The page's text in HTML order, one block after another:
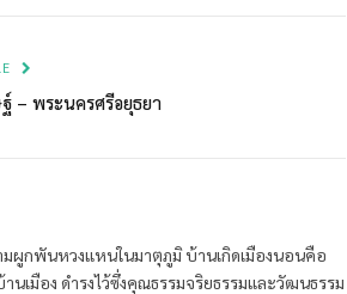
– พระนครศรีอยุธยา
มผูกพันหวงแหนในมาตุภูมิ บ้านเกิดเมืองนอนคือ
มือง ดำรงไว้ซึ่งคุณธรรมจริยธรรมและวัฒนธรรม